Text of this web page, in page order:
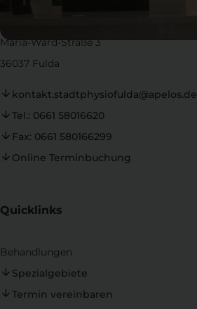
Maria-Ward-Straße 3
36037 Fulda
kontakt.stadtphysiofulda@apelos.de
Tel.: 0661 58016620
Fax: 0661 580166299
Online Terminbuchung
Quicklinks
Behandlungen
Spezialgebiete
Termin vereinbaren